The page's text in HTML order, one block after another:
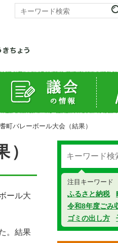
町バレーボール大会（結果）
ール大
。結果
注目キーワード
ふるさと納税
令和8年度ごみ
ゴミの出し方